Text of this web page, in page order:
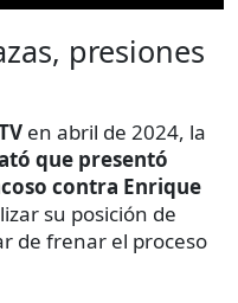
presiones
en abril de 2024, la
que presentó
contra Enrique
su posición de
de frenar el proceso